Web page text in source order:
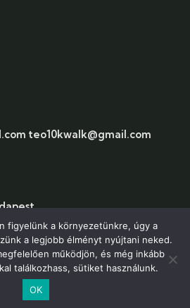
teo10kwalk@gmail.com
All Rights Reserved.
figyelünk a környezetünkre, úgy a
a legjobb élményt nyújtani neked.
működjön, és még inkább
találkozhass, sütiket használunk.
OK